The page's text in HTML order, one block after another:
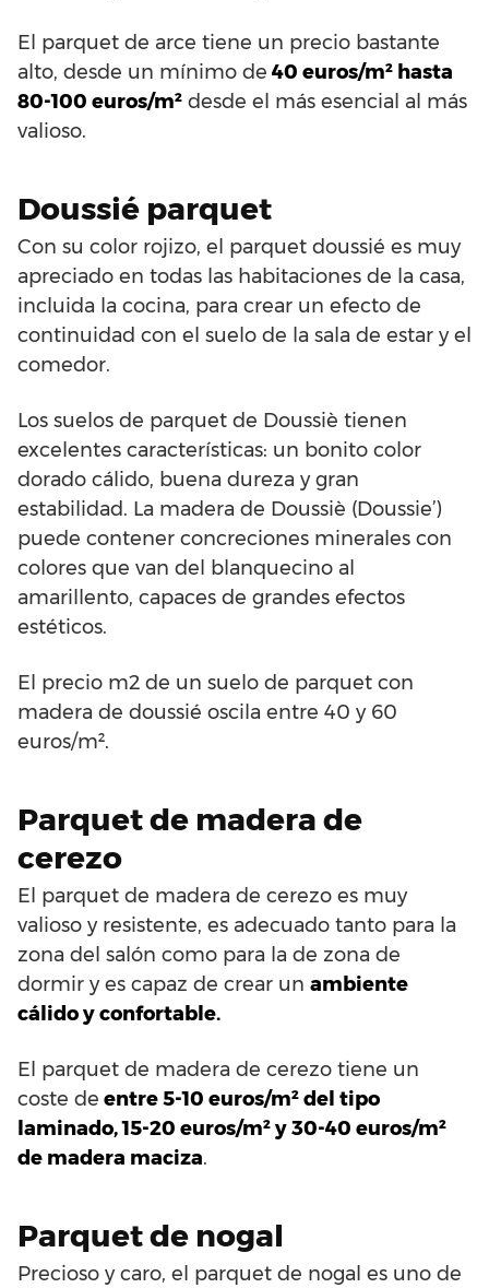
El parquet de arce tiene un precio bastante
alto, desde un mínimo de 40 euros/m² hasta
80-100 euros/m² desde el más esencial al más
valioso.
Doussié parquet
Con su color rojizo, el parquet doussié es muy
apreciado en todas las habitaciones de la casa,
incluida la cocina, para crear un efecto de
continuidad con el suelo de la sala de estar y el
comedor.
Los suelos de parquet de Doussiè tienen
excelentes características: un bonito color
dorado cálido, buena dureza y gran
estabilidad. La madera de Doussiè (Doussie’)
puede contener concreciones minerales con
colores que van del blanquecino al
amarillento, capaces de grandes efectos
estéticos.
El precio m2 de un suelo de parquet con
madera de doussié oscila entre 40 y 60
euros/m².
Parquet de madera de
cerezo
El parquet de madera de cerezo es muy
valioso y resistente, es adecuado tanto para la
zona del salón como para la de zona de
dormir y es capaz de crear un ambiente
cálido y confortable.
El parquet de madera de cerezo tiene un
coste de entre 5-10 euros/m² del tipo
laminado, 15-20 euros/m² y 30-40 euros/m²
de madera maciza.
Parquet de nogal
Precioso y caro, el parquet de nogal es uno de